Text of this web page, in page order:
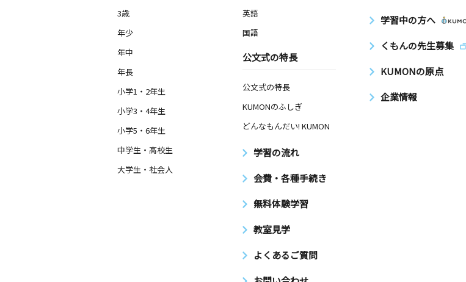
3歳
年少
年中
年長
小学1・2年生
小学3・4年生
小学5・6年生
中学生・高校生
大学生・社会人
英語
国語
公文式の特長
公文式の特長
KUMONのふしぎ
どんなもんだい! KUMON
学習の流れ
会費・各種手続き
無料体験学習
教室見学
よくあるご質問
学習中の方へ
くもんの先生募集
KUMONの原点
企業情報